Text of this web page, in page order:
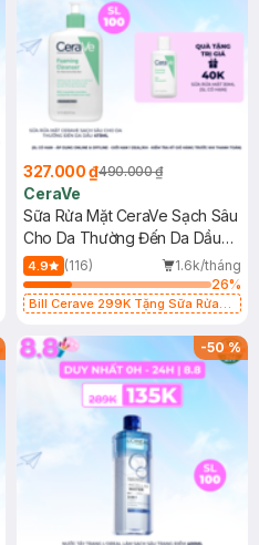
327.000 ₫490.000 ₫
CeraVe
Sữa Rửa Mặt CeraVe Sạch Sâu
Cho Da Thường Đến Da Dầu
473ml
4.9 (116)
1.6k/tháng
26%
Bill Cerave 299K Tặng Sữa Rửa
-50%